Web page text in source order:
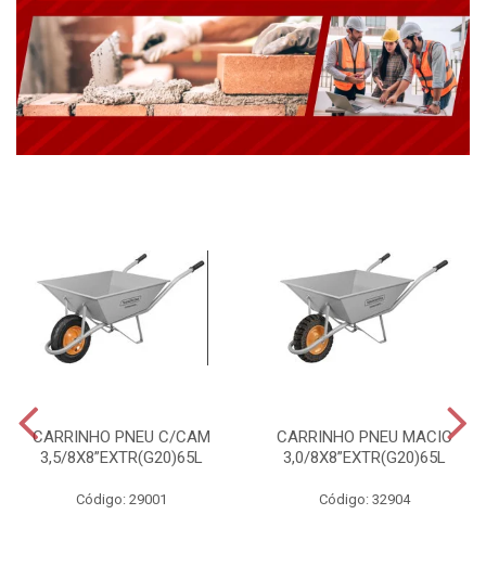
CARRINHO PNEU C/CAM
3,5/8X8”EXTR(G20)65L
Código: 29001
CARRINHO PNEU MACIC
3,0/8X8”EXTR(G20)65L
Código: 32904